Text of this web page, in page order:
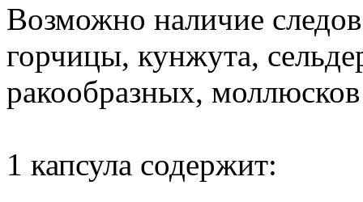
Возможно наличие
горчицы, кунжута,
ракообразных,
1 капсула содержит: